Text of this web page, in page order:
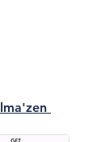
lma'zen